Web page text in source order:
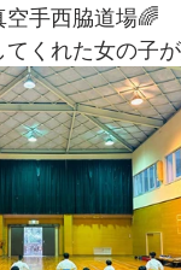
手西脇道場🌈
てくれた女の子